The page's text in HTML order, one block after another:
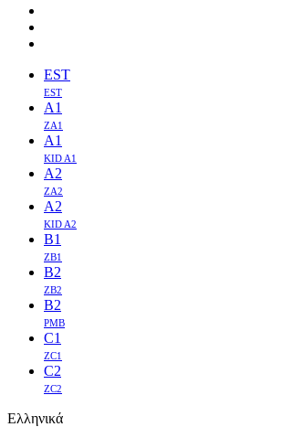
EST
EST
A1
ZA1
A1
KID A1
A2
ZA2
A2
KID A2
B1
ZB1
B2
ZB2
B2
PMB
C1
ZC1
C2
ZC2
Ελληνικά